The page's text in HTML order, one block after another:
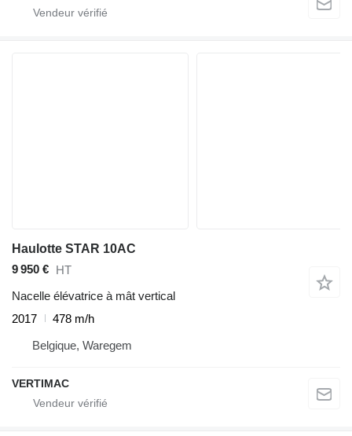
Haulotte STAR 10AC
9 950 € HT
Nacelle élévatrice à mât vertical
2017
478 m/h
Belgique, Waregem
VERTIMAC